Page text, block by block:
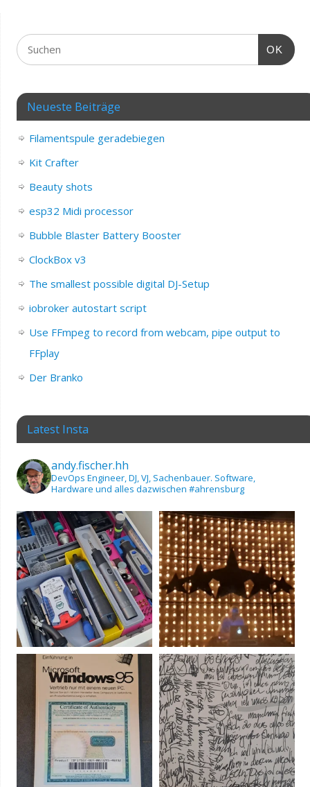
OK
Neueste Beiträge
Filamentspule geradebiegen
Kit Crafter
Beauty shots
esp32 Midi processor
Bubble Blaster Battery Booster
ClockBox v3
The smallest possible digital DJ-Setup
iobroker autostart script
Use FFmpeg to record from webcam, pipe output to
FFplay
Der Branko
Latest Insta
andy.fischer.hh
DevOps Engineer, DJ, VJ, Sachenbauer. Software,
Hardware und alles dazwischen #ahrensburg